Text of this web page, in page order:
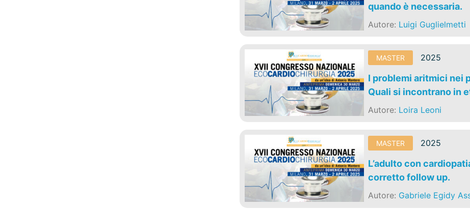
quando è necessaria.
Autore: Luigi Guglielmetti
MASTER 2025
I problemi aritmici nei
Quali si incontrano in
Autore: Loira Leoni
MASTER 2025
L’adulto con
corretto follow up.
Autore: Gabriele Egidy